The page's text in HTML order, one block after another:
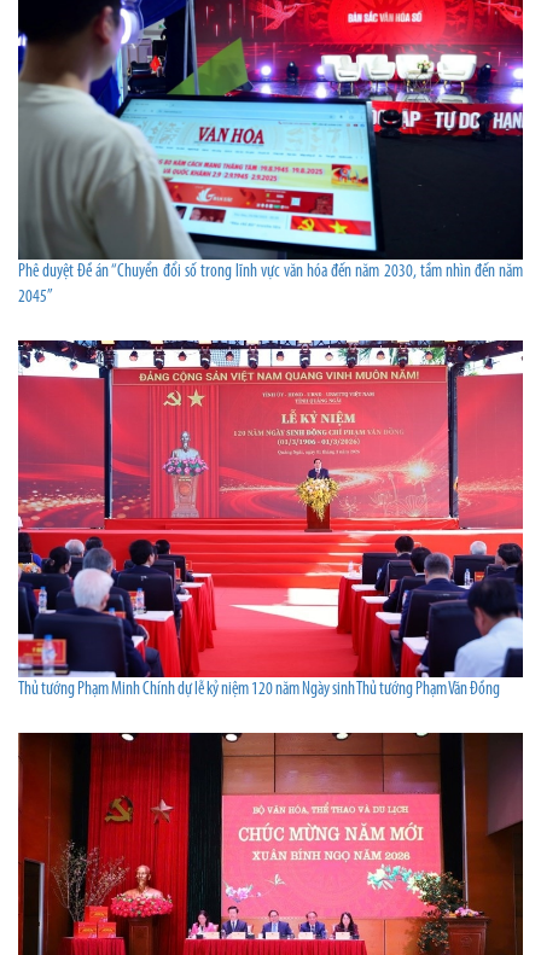
Phê duyệt Đề án “Chuyển đổi số trong lĩnh vực văn hóa đến năm 2030, tầm nhìn đến năm
2045”
Thủ tướng Phạm Minh Chính dự lễ kỷ niệm 120 năm Ngày sinh Thủ tướng Phạm Văn Đồng